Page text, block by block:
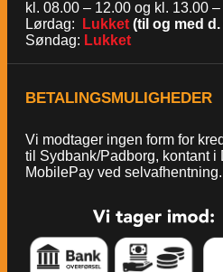
kl. 08.00 – 12.00 og kl. 13.00
Lørdag:
Lukket (til og med d.
Søndag: Lukket
BETALINGSMULIGHEDER
Vi modtager ingen form for
til Sydbank/Padborg, kontant
MobilePay ved selvafhentning.